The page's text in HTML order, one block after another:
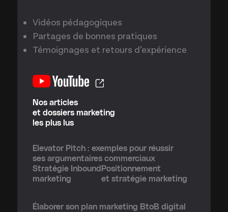
Vidéos pédagogiques
Partages de bonnes pratiques
Témoignages et retours d’expérience
Nos articles
et dossiers marketing
les plus lus
Elevator Pitch : exemples pour réussir
ses argumentaires commerciaux
Stratégie Inbound
marketing
Positionnement
et stratégie marketing
Élaborer son plan marketing BtoB digital